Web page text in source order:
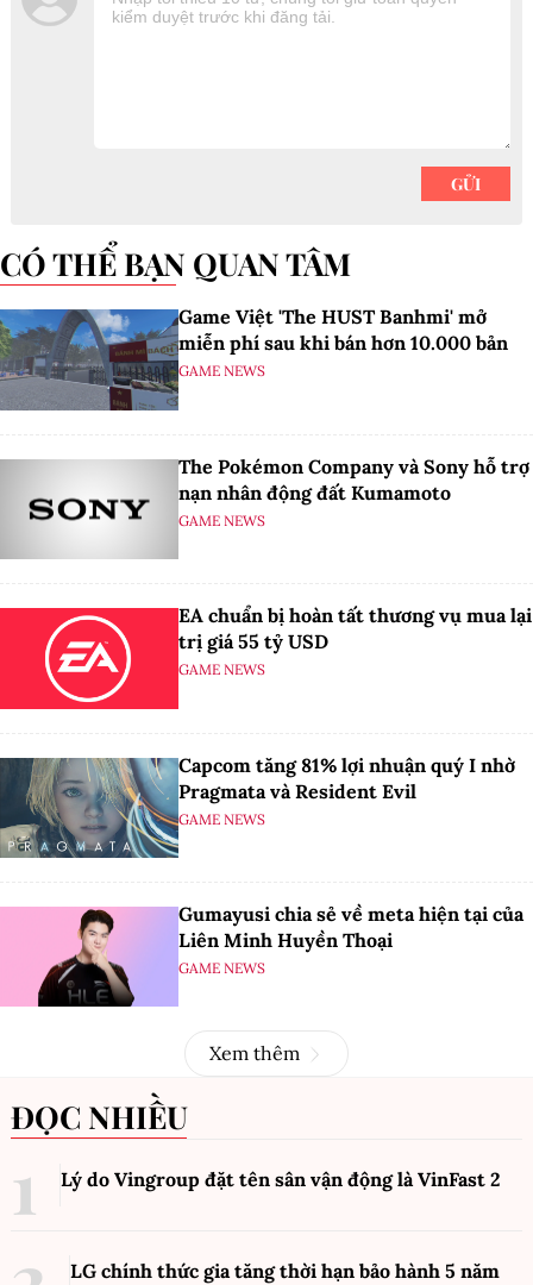
CÓ THỂ BẠN QUAN TÂM
Game Việt 'The HUST Banhmi' mở
miễn phí sau khi bán hơn 10.000 bản
GAME NEWS
The Pokémon Company và Sony hỗ trợ
nạn nhân động đất Kumamoto
GAME NEWS
EA chuẩn bị hoàn tất thương vụ mua lại
trị giá 55 tỷ USD
GAME NEWS
Capcom tăng 81% lợi nhuận quý I nhờ
Pragmata và Resident Evil
GAME NEWS
Gumayusi chia sẻ về meta hiện tại của
Liên Minh Huyền Thoại
GAME NEWS
Xem thêm
ĐỌC NHIỀU
Lý do Vingroup đặt tên sân vận động là VinFast 2
LG chính thức gia tăng thời hạn bảo hành 5 năm